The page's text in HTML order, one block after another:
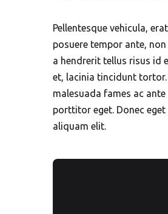
Pellentesque vehicula,
posuere tempor ante,
a hendrerit tellus risus id
et, lacinia tincidunt
malesuada fames ac
porttitor eget. Donec
aliquam elit.